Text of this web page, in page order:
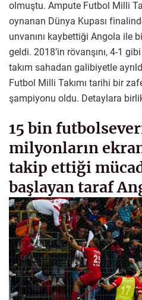
olmuştu. Ampute Futbol Milli
oynanan Dünya Kupası
unvanını kaybettiği Angola ile
geldi. 2018’in rövanşını, 4-1
takım sahadan galibiyetle
Futbol Milli Takımı tarihi bir
şampiyonu oldu. Detaylara
15 bin
milyonların
takip ettiği
başlayan taraf